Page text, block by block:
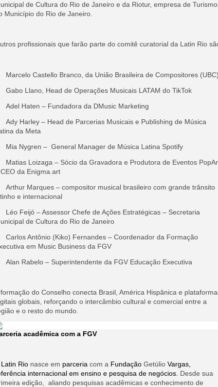
de Cultura do Rio de Janeiro e da Riotur, empresa de Turismo
Município do Rio de Janeiro.
profissionais que farão parte do comitê curatorial da Latin Rio
Marcelo Castello Branco, da União Brasileira de Compositores
Gabo Llano, Head de Operações Musicais LATAM do TikTok
Adel Haten – Fundadora da DMusic Marketing
Ady Harley – Head de Parcerias Musicais e Publishing de Música
da Meta
Mia Nygren – General Manager de Música Latina Spotify
Matias Loizaga – Sócio da Gravadora e Produtora de Eventos
da Enigma.art
Arthur Marques – compositor musical brasileiro com grande trânsito
e internacional
Léo Feijó – Assessor Chefe de Ações Estratégicas – Secretaria
de Cultura do Rio de Janeiro
Carlos Antônio (Kiko) Fernandes – Coordenador da Formação
em Music Business da FGV
Alan Rabelo – Superintendente da FGV Educação Executiva
do Conselho conecta Brasil, América Hispânica e
globais, reforçando o intercâmbio cultural e comercial entre a
e o resto do mundo.
acadêmica com a FGV
Latin Rio nasce em parceria com a Fundação Getúlio Vargas,
internacional em ensino e pesquisa de negócios. Desde sua
edição, aliando pesquisas acadêmicas e conhecimento de